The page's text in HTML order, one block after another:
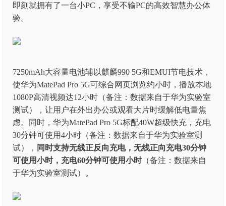
即刻就拥有了一台小PC，享受不输PC的高效智慧办公体
验。
7250mAh大容量电池辅以麒麟990 5G和EMUI节电技术，
使华为MatePad Pro 5G可综合网页浏览约小时，播放本地
1080P高清视频达12小时（备注：数据来自于华为实验室
测试），让用户在外出办公或观看大片时缓解低电量焦
虑。同时，华为MatePad Pro 5G标配40W超级快充，充电
30分钟可使用4小时（备注：数据来自于华为实验室测
试）， 同时支持无线正反向充电，无线正向充电30分钟
可使用小时，充电60分钟可使用小时（备注：数据来自
于华为实验室测试）。